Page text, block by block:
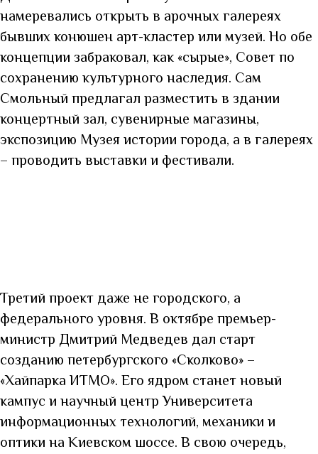
намеревались открыть в арочных галереях
бывших конюшен арт-кластер или музей. Но обе
концепции забраковал, как «сырые», Совет по
сохранению культурного наследия. Сам
Смольный предлагал разместить в здании
концертный зал, сувенирные магазины,
экспозицию Музея истории города, а в галереях
– проводить выставки и фестивали.
Третий проект даже не городского, а
федерального уровня. В октябре премьер-
министр Дмитрий Медведев дал старт
созданию петербургского «Сколково» –
«Хайпарка ИТМО». Его ядром станет новый
кампус и научный центр Университета
информационных технологий, механики и
оптики на Киевском шоссе. В свою очередь,